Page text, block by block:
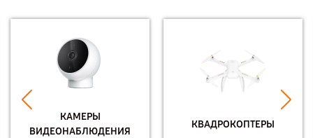
КАМЕРЫ
ВИДЕОНАБЛЮДЕНИЯ
КВАДРОКОПТЕРЫ